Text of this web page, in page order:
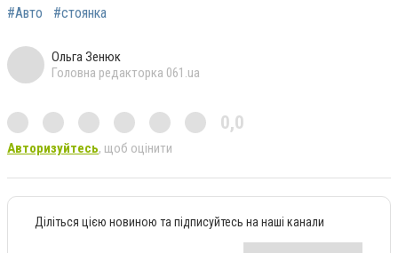
#Авто #стоянка
Ольга Зенюк
Головна редакторка 061.ua
0,0
Авторизуйтесь, щоб оцінити
Діліться цією новиною та підписуйтесь на наші канали